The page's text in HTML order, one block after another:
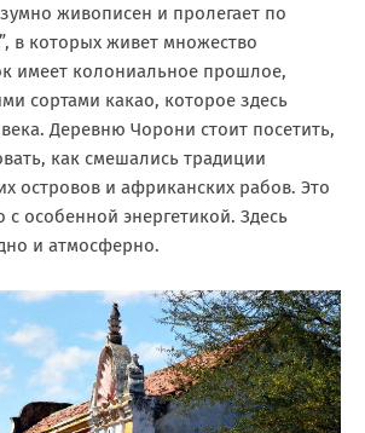
живописен и пролегает по
в которых живет множество
имеет колониальное прошлое,
сортами какао, которое здесь
Деревню Чорони стоит посетить,
как смешались традиции
островов и африканских рабов. Это
с особенной энергетикой. Здесь
и атмосферно.